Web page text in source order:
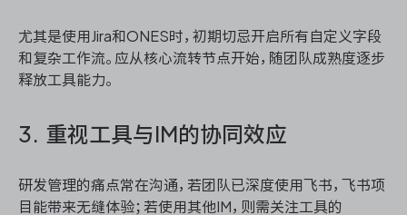
尤其是使用Jira和ONES时，初期切忌开启所有自定义字段
和复杂工作流。应从核心流转节点开始，随团队成熟度逐步
释放工具能力。
3. 重视工具与IM的协同效应
研发管理的痛点常在沟通，若团队已深度使用飞书，飞书项
目能带来无缝体验；若使用其他IM，则需关注工具的